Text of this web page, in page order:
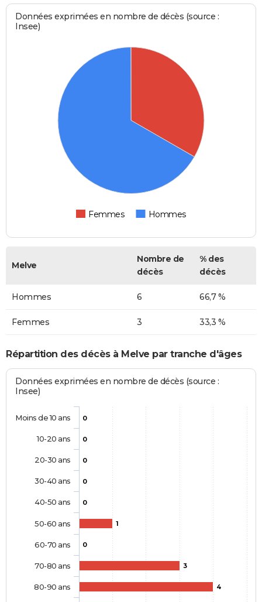
Données exprimées en nombre de décès (source :
Insee)
Femmes Hommes
Melve
Nombre de
décès
% des
décès
Hommes 6 66,7 %
Femmes 3 33,3 %
Répartition des décès à Melve par tranche d'âges
Données exprimées en nombre de décès (source :
Insee)
0
0
0
0
0
1
0
3
4
Moins de 10 ans
10-20 ans
20-30 ans
30-40 ans
40-50 ans
50-60 ans
60-70 ans
70-80 ans
80-90 ans